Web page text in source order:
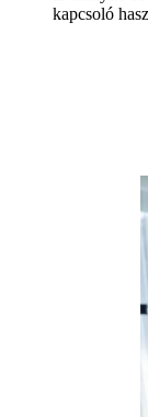
kapcsoló